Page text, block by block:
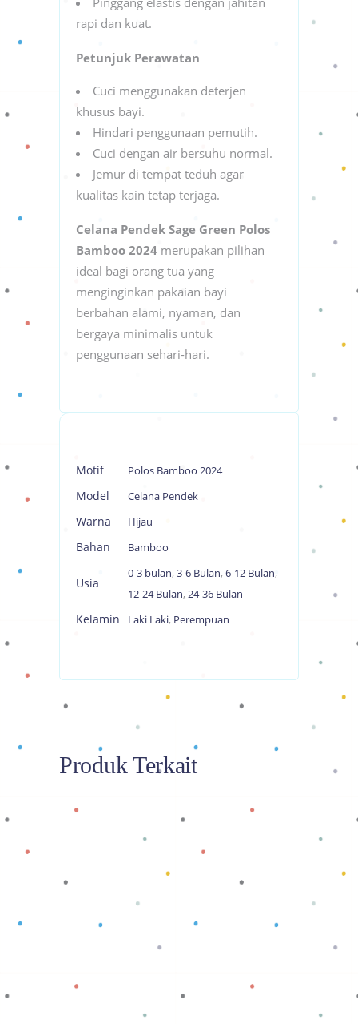
rapi dan kuat.
Petunjuk Perawatan
Cuci menggunakan deterjen
khusus bayi.
Hindari penggunaan pemutih.
Cuci dengan air bersuhu normal.
Jemur di tempat teduh agar
kualitas kain tetap terjaga.
Celana Pendek Sage Green Polos
Bamboo 2024 merupakan pilihan
ideal bagi orang tua yang
menginginkan pakaian bayi
berbahan alami, nyaman, dan
bergaya minimalis untuk
penggunaan sehari-hari.
Motif Polos Bamboo 2024
Model Celana Pendek
Warna Hijau
Bahan Bamboo
Usia
0-3 bulan, 3-6 Bulan, 6-12 Bulan,
12-24 Bulan, 24-36 Bulan
Kelamin Laki Laki, Perempuan
Produk Terkait
Baca selengkapnya